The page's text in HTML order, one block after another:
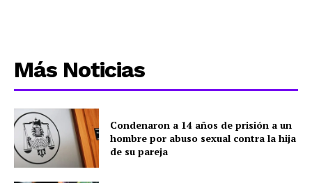
Más Noticias
Condenaron a 14 años de prisión a un
hombre por abuso sexual contra la hija
de su pareja